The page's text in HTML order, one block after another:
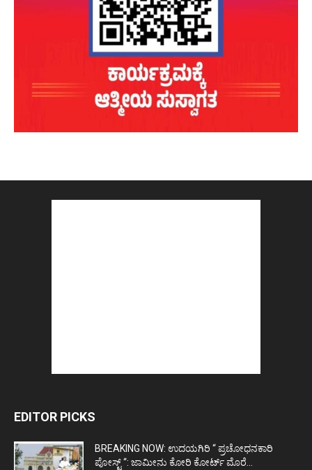
EDITOR PICKS
BREAKING NOW: ಉದಯಗಿರಿ “ ಪ್ರಚೋಧನಕಾರಿ
ಪೋಸ್ಟ್‌ “: ಜಾಮೀನು ಕೋರಿ ಕೋರ್ಟ್‌ ಮೊರೆ...